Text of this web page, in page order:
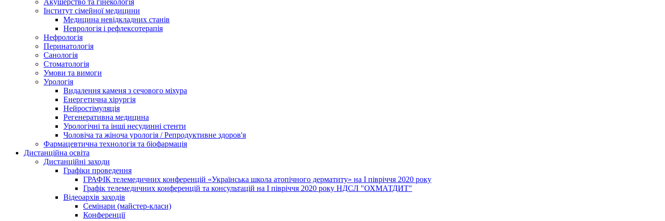
Акушерство та гінекологія
Інститут сімейної медицини
Медицина невідкладних станів
Неврологія і рефлексотерапія
Нефрологія
Перинатологія
Санологія
Стоматологія
Умови та вимоги
Урологія
Видалення каменя з сечового міхура
Енергетична хірургія
Нейростімуляція
Регенеративна медицина
Урологічні та інші несудинні стенти
Чоловіча та жіноча урологія / Репродуктивне здоров'я
Фармацевтична технологія та біофармація
Дистанційна освіта
Дистанційні заходи
Графіки проведення
ГРАФІК телемедичних конференцій «Українська школа атопічного дерматиту» на І півріччя 2020 року
Графік телемедичних конференцій та консультацій на І півріччя 2020 року НДСЛ "ОХМАТДИТ"
Відеоархів заходів
Семінари (майстер-класи)
Конференції